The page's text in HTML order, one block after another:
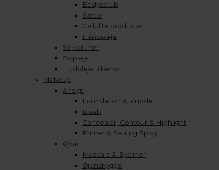
Bodyscrub
Sæbe
Cellulite produkter
Håndpleje
Selvbruner
Solpleje
Hudpleje tilbehør
Makeup
Ansigt
Foundation & Pudder
Blush
Concealer, Contour & Highlight
Primer & Setting Spray
Øjne
Mascara & Eyeliner
Øjenskygge